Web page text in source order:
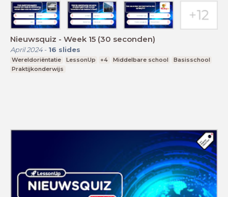
Nieuwsquiz - Week 15 (30 seconden)
April 2024- 16 slides
Wereldoriëntatie LessonUp +4 Middelbare school
Basisschool
Praktijkonderwijs